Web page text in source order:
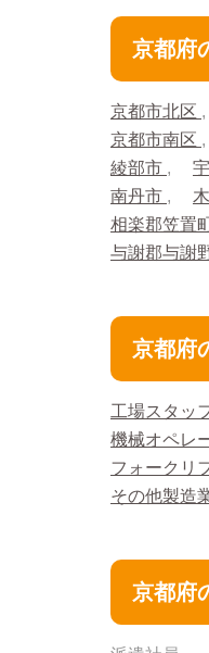
京都府
京都市北区
京都市南区
綾部市
南丹市
相楽郡笠置
与謝郡与謝
京都府
工場スタッ
機械オペレ
フォークリ
その他製造
京都府